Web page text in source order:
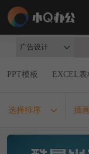
广告设计
PPT模板 EXCEL表
选择排序 插画